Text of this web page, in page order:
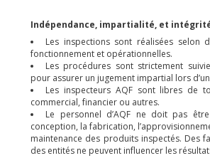
Indépendance, impartialité, et
Les inspections sont réalisées selon
fonctionnement et opérationnelles.
Les procédures sont strictement
pour assurer un jugement impartial lors
Les inspecteurs AQF sont libres de
commercial, financier ou autres.
Le personnel d’AQF ne doit pas
conception, la fabrication,
maintenance des produits inspectés. Des
des entités ne peuvent influencer les